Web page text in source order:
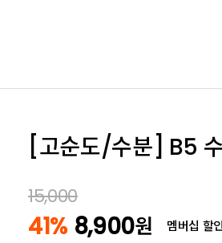
[고순도/수분] B5
15,000
41% 8,900원 멤버십 할